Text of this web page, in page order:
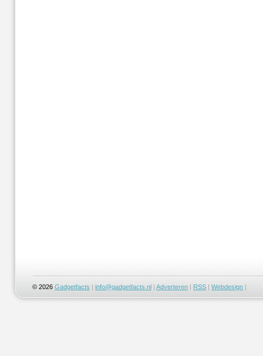
© 2026Gadgetfacts |info@gadgetfacts.nl|Adverteren|RSS|Webdesign|